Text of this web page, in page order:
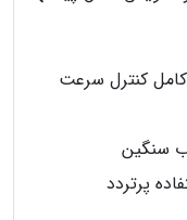
کنترل سرعت
سنگین
پرتردد